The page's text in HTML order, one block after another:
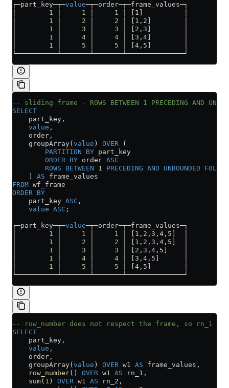
┌─part_key─┬─value─┬─order─┬─frame_values─┐
1 1 1 │ [1]          │
1 2 2 │ [1,2]        │
1 3 3 │ [2,3]        │
1 4 4 │ [3,4]        │
1 5 5 │ [4,5]        │
└──────────┴───────┴───────┴──────────────┘
-- sliding frame - ROWS BETWEEN 1 PRECEDING AND
SELECT
    part_key,
    value
,
    order,
    groupArray(
value ) OVER (
        PARTITION
BY part_key
        ORDER BY
order ASC
        ROWS
BETWEEN 1 PRECEDING AND UNBOUNDED
    )
AS frame_values
FROM wf_frame
ORDER BY
    part_key
ASC ,
    value
ASC ;
┌─part_key─┬─value─┬─order─┬─frame_values─┐
1 1 1 │ [1,2,3,4,5]  │
1 2 2 │ [1,2,3,4,5]  │
1 3 3 │ [2,3,4,5]    │
1 4 4 │ [3,4,5]      │
1 5 5 │ [4,5]        │
└──────────┴───────┴───────┴──────────────┘
-- row_number does not respect the frame, so rn_1 =
SELECT
    part_key,
    value
,
    order,
    groupArray(
value ) OVER w1 AS frame_values,
    row_number
() OVER w1 AS rn_1,
    sum
( 1 ) OVER w1 AS rn_2,